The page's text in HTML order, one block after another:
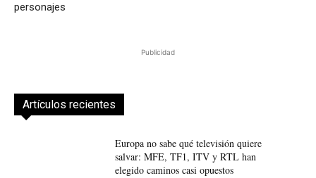
personajes
Publicidad
Artículos recientes
Europa no sabe qué televisión quiere
salvar: MFE, TF1, ITV y RTL han
elegido caminos casi opuestos